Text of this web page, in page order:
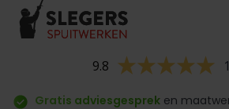
9.8
Gratis adviesgesprek en